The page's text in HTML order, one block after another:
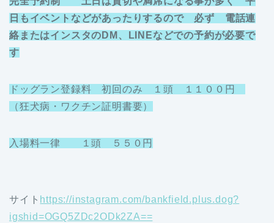
日もイベントなどがあったりするので 必ず 電話連
絡またはインスタのDM、LINEなどでの予約が必要で
す
ドッグラン登録料 初回のみ １頭 １１００円
（狂犬病・ワクチン証明書要）
入場料一律 １頭 ５５０円
サイト https://instagram.com/bankfield.plus.dog?
igshid=OGQ5ZDc2ODk2ZA==